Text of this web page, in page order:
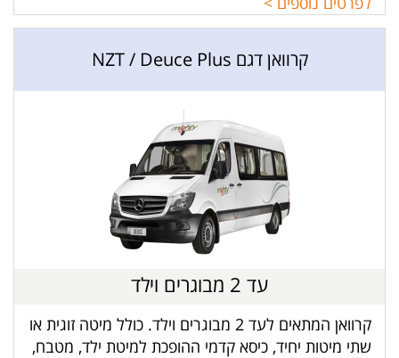
קרוואן דגם NZT / Deuce Plus
עד 2 מבוגרים וילד
קרוואן המתאים לעד 2 מבוגרים וילד. כולל מיטה זוגית או
שתי מיטות יחיד, כיסא קדמי ההופכת למיטת ילד, מטבח,